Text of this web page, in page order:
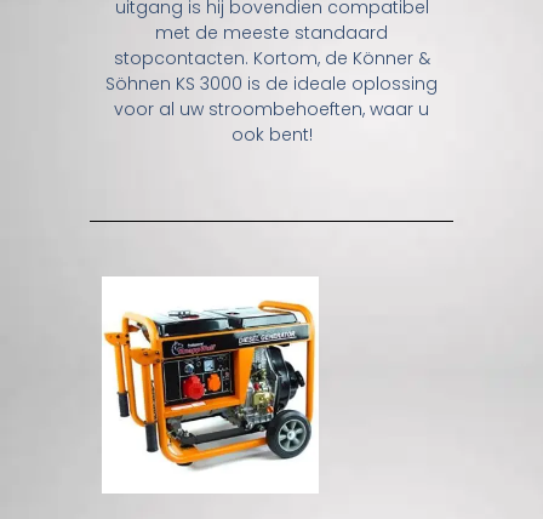
uitgang is hij bovendien compatibel
met de meeste standaard
stopcontacten. Kortom, de Könner &
Söhnen KS 3000 is de ideale oplossing
voor al uw stroombehoeften, waar u
ook bent!